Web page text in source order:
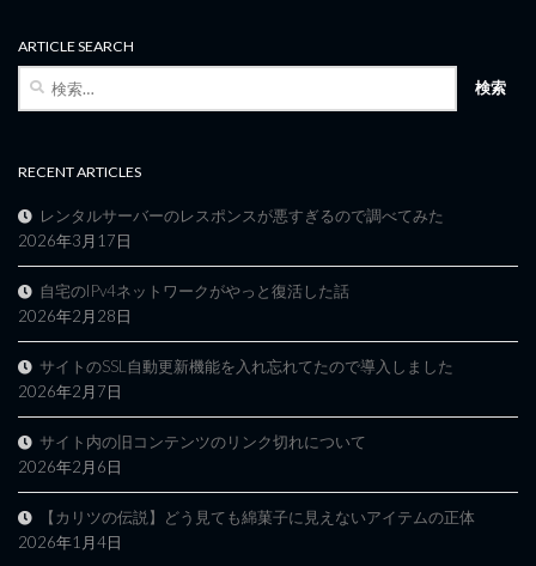
ARTICLE SEARCH
RECENT ARTICLES
レンタルサーバーのレスポンスが悪すぎるので調べてみた
2026年3月17日
自宅のIPv4ネットワークがやっと復活した話
2026年2月28日
サイトのSSL自動更新機能を入れ忘れてたので導入しました
2026年2月7日
サイト内の旧コンテンツのリンク切れについて
2026年2月6日
【カリツの伝説】どう見ても綿菓子に見えないアイテムの正体
2026年1月4日